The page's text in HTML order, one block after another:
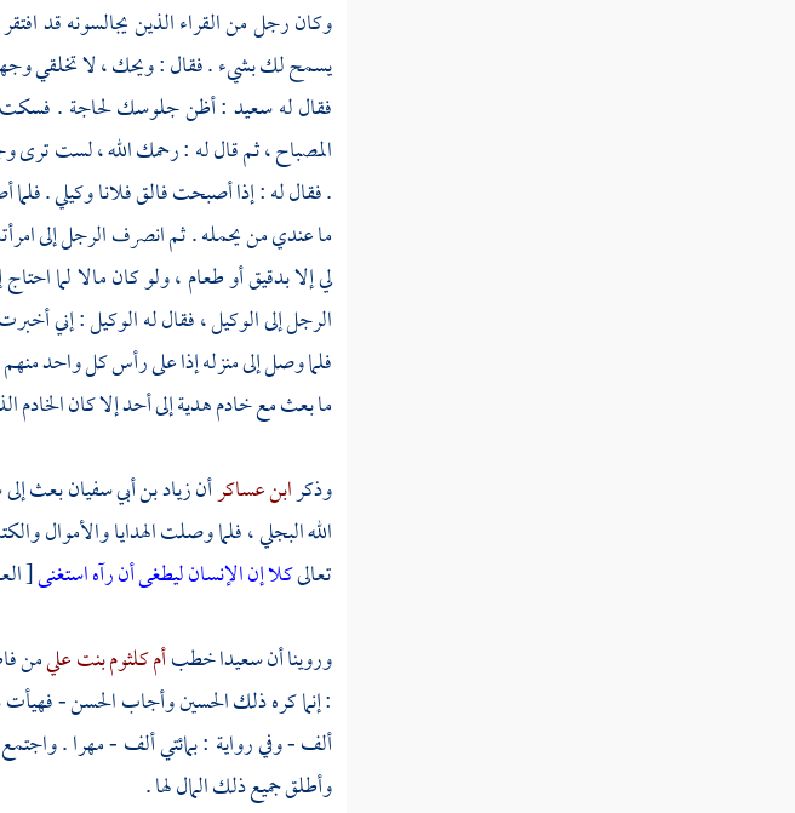
وكان رجل من القراء الذين يجالسونه قد
يسمح لك بشيء . فقال : ويحك ، لا تخلقي
فقال لهسعيد: أظن جلوسك لحاجة .
المصباح ، ثم قال له : رحمك الله ، لست ترى
. فقال له : إذا أصبحت فالق فلانا وكيلي .
ما عندي من يحمله . ثم انصرف الرجل إلى
لي إلا بدقيق أو طعام ، ولو كان مالا لما
الرجل إلى الوكيل ، فقال له الوكيل : إني
فلما وصل إلى منزله إذا على رأس كل واحد
ما بعث مع خادم هدية إلى أحد إلا كان
وذكرابن عساكرأنزياد بن أبي سفيانبعث إلى
الله البجلي، فلما وصلت الهدايا والأموال
تعالىكلا إن الإنسان ليطغى أن رآه استغنى[ العلق : 6
وروينا أنسعيداخطبأم كلثوم بنت عليمن
: إنما كره ذلكالحسينوأجابالحسن- فهيأت
ألف - وفي رواية : بمائتي ألف - مهرا .
وأطلق جميع ذلك المال لها .